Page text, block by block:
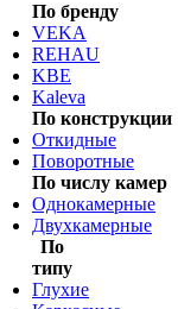
По бренду
VEKA
REHAU
KBE
Kaleva
По конструкции
Откидные
Поворотные
По числу камер
Однокамерные
Двухкамерные
По
типу
Глухие